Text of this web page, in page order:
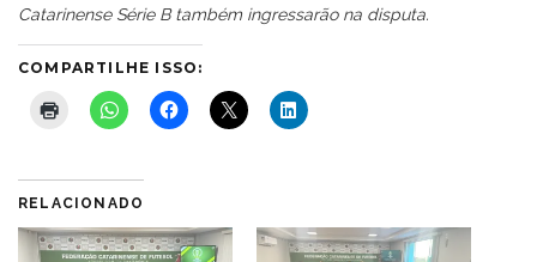
Catarinense Série B também ingressarão na disputa.
COMPARTILHE ISSO:
RELACIONADO